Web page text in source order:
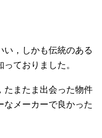
い，しかも伝統のある
ておりました。
たまたま出会った物件
なメーカーで良かった